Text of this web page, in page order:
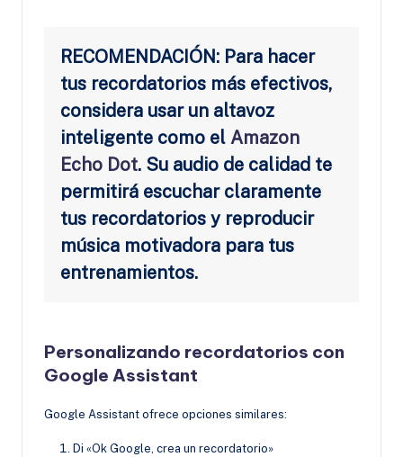
RECOMENDACIÓN: Para hacer
tus recordatorios más efectivos,
considera usar un altavoz
inteligente como el Amazon
Echo Dot. Su audio de calidad te
permitirá escuchar claramente
tus recordatorios y reproducir
música motivadora para tus
entrenamientos.
Personalizando recordatorios con
Google Assistant
Google Assistant ofrece opciones similares:
Di «Ok Google, crea un recordatorio»